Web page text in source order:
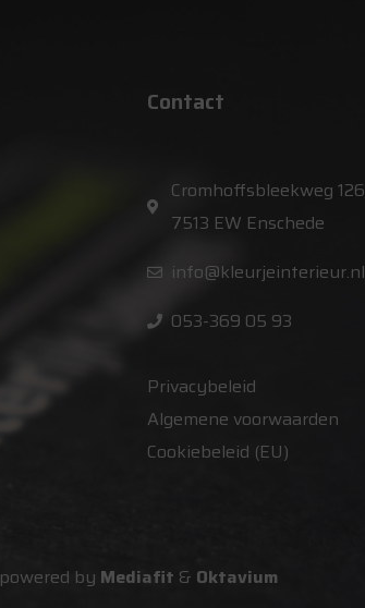
Contact
Cromhoffsbleekweg 126
7513 EW Enschede
info@kleurjeinterieur.nl
053-369 05 93
Privacybeleid
Algemene voorwaarden
Cookiebeleid (EU)
by Mediafit & Oktavium